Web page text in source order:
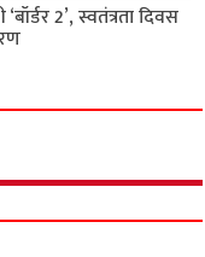
2’, स्वतंत्रता दिवस